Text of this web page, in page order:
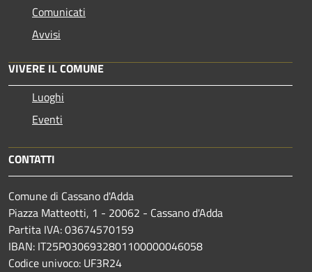
Comunicati
Avvisi
VIVERE IL COMUNE
Luoghi
Eventi
CONTATTI
Comune di Cassano d'Adda
Piazza Matteotti, 1 - 20062 - Cassano d'Adda
Partita IVA: 03674570159
IBAN: IT25P0306932801100000046058
Codice univoco: UF3R24